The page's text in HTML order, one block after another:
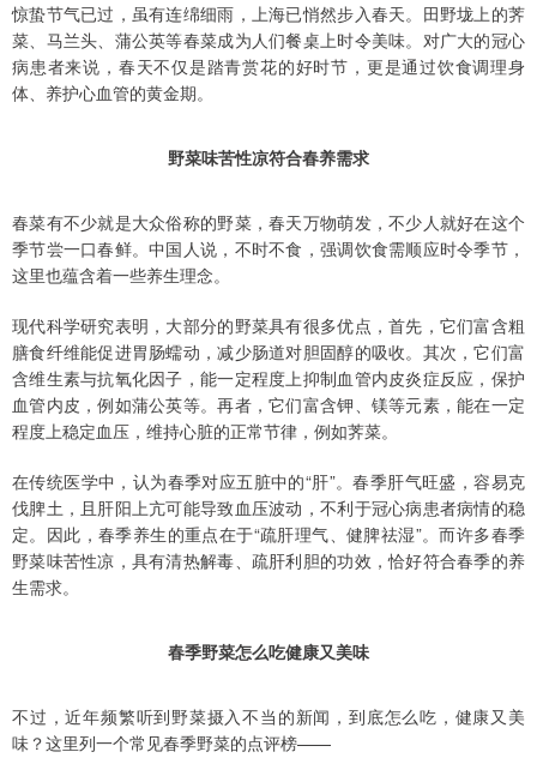
惊蛰节气已过，虽有连绵细雨，上海已悄然步入春天。田野垅上的荠
菜、马兰头、蒲公英等春菜成为人们餐桌上时令美味。对广大的冠心
病患者来说，春天不仅是踏青赏花的好时节，更是通过饮食调理身
体、养护心血管的黄金期。
野菜味苦性凉符合春养需求
春菜有不少就是大众俗称的野菜，春天万物萌发，不少人就好在这个
季节尝一口春鲜。中国人说，不时不食，强调饮食需顺应时令季节，
这里也蕴含着一些养生理念。
现代科学研究表明，大部分的野菜具有很多优点，首先，它们富含粗
膳食纤维能促进胃肠蠕动，减少肠道对胆固醇的吸收。其次，它们富
含维生素与抗氧化因子，能一定程度上抑制血管内皮炎症反应，保护
血管内皮，例如蒲公英等。再者，它们富含钾、镁等元素，能在一定
程度上稳定血压，维持心脏的正常节律，例如荠菜。
在传统医学中，认为春季对应五脏中的“肝”。春季肝气旺盛，容易克
伐脾土，且肝阳上亢可能导致血压波动，不利于冠心病患者病情的稳
定。因此，春季养生的重点在于“疏肝理气、健脾祛湿”。而许多春季
野菜味苦性凉，具有清热解毒、疏肝利胆的功效，恰好符合春季的养
生需求。
春季野菜怎么吃健康又美味
不过，近年频繁听到野菜摄入不当的新闻，到底怎么吃，健康又美
味？这里列一个常见春季野菜的点评榜——